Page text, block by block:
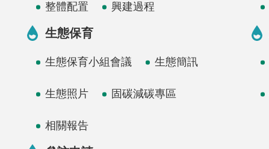
整體配置 興建過程
生態保育
生態保育小組會議 生態簡訊
生態照片 固碳減碳專區
相關報告